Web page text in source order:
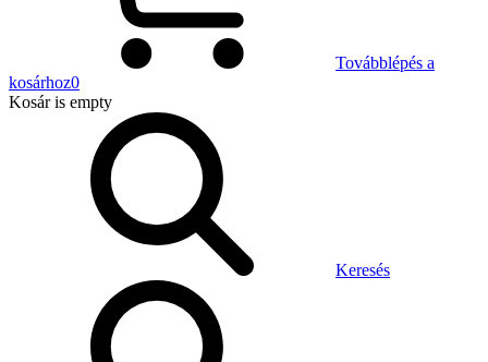
Továbblépés a
kosárhoz0
Kosáris empty
Keresés